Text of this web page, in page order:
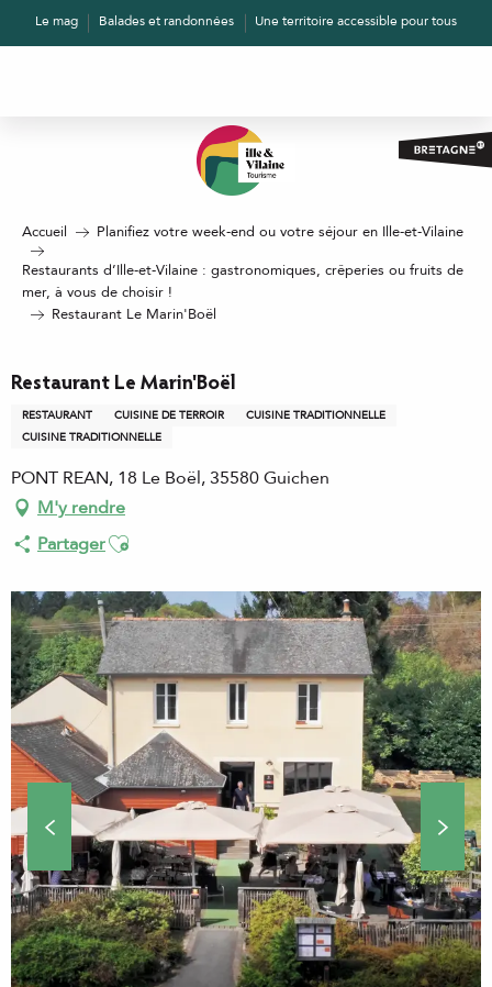
AllerLe mag Balades et randonnées Une territoire accessible pour tous
Accueil
Planifiez votre week-end ou votre séjour en Ille-et-Vilaine
Restaurants d’Ille-et-Vilaine : gastronomiques, crêperies ou fruits de
mer, à vous de choisir !
Restaurant Le Marin'Boël
Restaurant Le Marin'Boël
RESTAURANT CUISINE DE TERROIR
CUISINE TRADITIONNELLE
CUISINE TRADITIONNELLE
PONT REAN, 18 Le Boël, 35580 Guichen
M'y rendre
PartagerAjouter aux favoris